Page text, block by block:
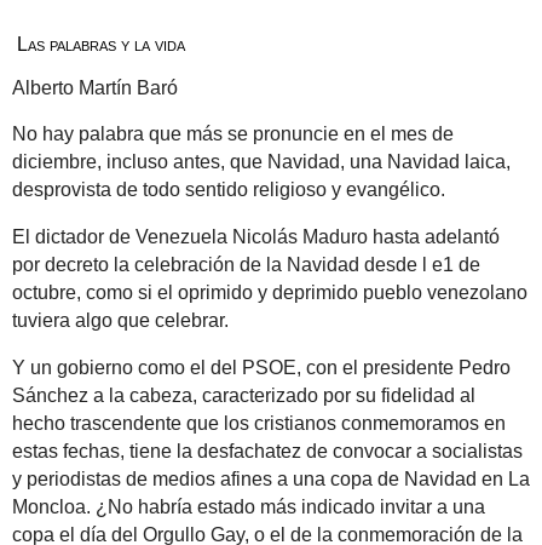
Las palabras y la vida
Alberto Martín Baró
No hay palabra que más se pronuncie en el mes de
diciembre, incluso antes, que Navidad, una Navidad laica,
desprovista de todo sentido religioso y evangélico.
El dictador de Venezuela Nicolás Maduro hasta adelantó
por decreto la celebración de la Navidad desde l e1 de
octubre, como si el oprimido y deprimido pueblo venezolano
tuviera algo que celebrar.
Y un gobierno como el del PSOE, con el presidente Pedro
Sánchez a la cabeza, caracterizado por su fidelidad al
hecho trascendente que los cristianos conmemoramos en
estas fechas, tiene la desfachatez de convocar a socialistas
y periodistas de medios afines a una copa de Navidad en La
Moncloa. ¿No habría estado más indicado invitar a una
copa el día del Orgullo Gay, o el de la conmemoración de la